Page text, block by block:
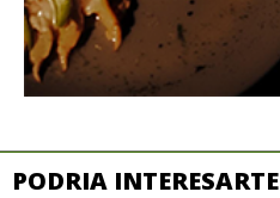
PODRIA INTERESARTE